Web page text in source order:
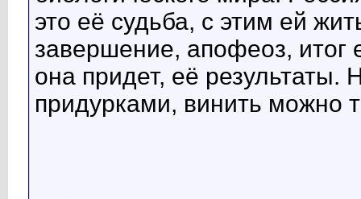
это её судьба, с этим ей
завершение, апофеоз, итог
она придет, её
придурками, винить можно